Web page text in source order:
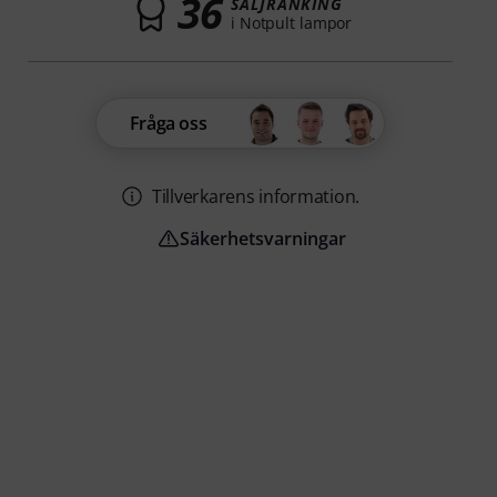
36 i Notpult lampor
Fråga oss
Tillverkarens information.
Säkerhetsvarningar